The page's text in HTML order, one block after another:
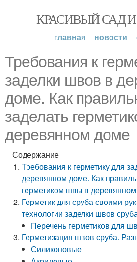
КРАСИВЫЙ САД
главная новости
Требования к
заделки швов в
доме. Как
заделать
деревянном доме
Содержание
Требования к герметику для
деревянном доме. Как
герметиком швы в
Герметик для сруба своими
технологии заделки швов
Перечень герметиков для
Герметизация швов сруба.
Силиконовые